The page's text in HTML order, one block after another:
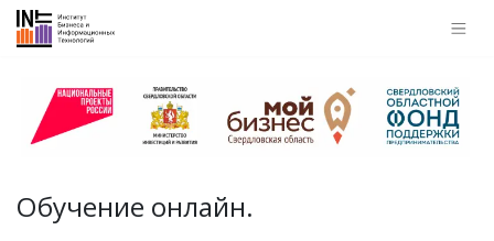
Обучение онлайн.